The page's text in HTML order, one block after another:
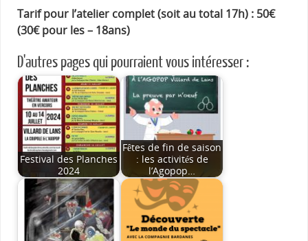
Tarif pour l’atelier complet (soit au total 17h) : 50€
(30€ pour les – 18ans)
D'autres pages qui pourraient vous intéresser :
Festival des Planches
2024
Fêtes de fin de saison
: les activités de
l’Agopop…